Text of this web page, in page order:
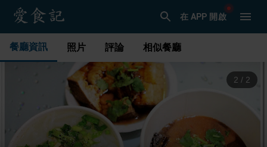
在 APP 開啟
餐廳資訊 照片 評論 相似餐廳
1 / 2